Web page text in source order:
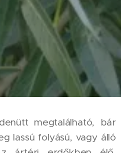
megtalálható, bár
lassú folyású, vagy álló